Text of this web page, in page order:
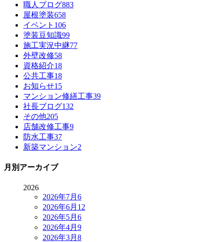
職人ブログ883
屋根塗装658
イベント 106
塗装豆知識99
施工実況中継77
外壁改修58
資格紹介18
公共工事18
お知らせ15
マンション修繕工事39
社長ブログ132
その他205
店舗改修工事9
防水工事37
新築マンション2
月別アーカイブ
2026
2026年7月 6
2026年6月 12
2026年5月 6
2026年4月 9
2026年3月 8